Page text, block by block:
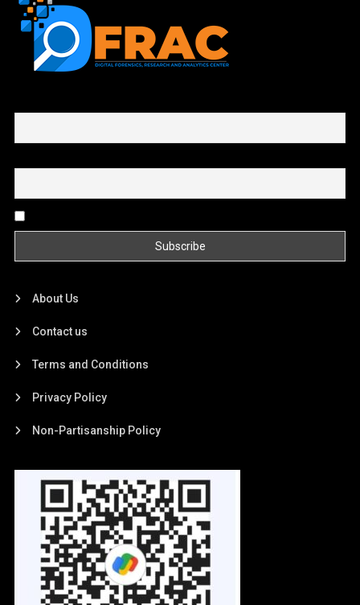
About Us
Contact us
Terms and Conditions
Privacy Policy
Non-Partisanship Policy